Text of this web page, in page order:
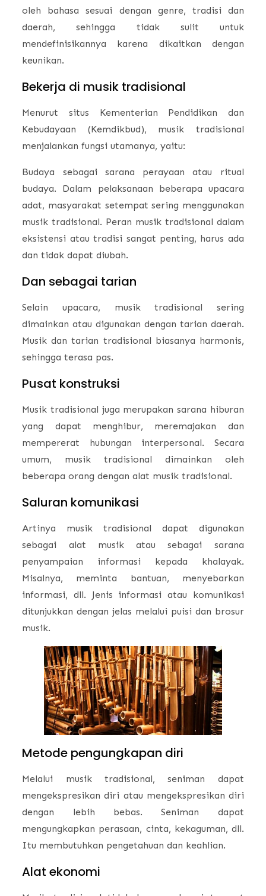
oleh bahasa sesuai dengan genre, tradisi dan
daerah, sehingga tidak sulit untuk
mendefinisikannya karena dikaitkan dengan
keunikan.
Bekerja di musik tradisional
Menurut situs Kementerian Pendidikan dan
Kebudayaan (Kemdikbud), musik tradisional
menjalankan fungsi utamanya, yaitu:
Budaya sebagai sarana perayaan atau ritual
budaya. Dalam pelaksanaan beberapa upacara
adat, masyarakat setempat sering menggunakan
musik tradisional. Peran musik tradisional dalam
eksistensi atau tradisi sangat penting, harus ada
dan tidak dapat diubah.
Dan sebagai tarian
Selain upacara, musik tradisional sering
dimainkan atau digunakan dengan tarian daerah.
Musik dan tarian tradisional biasanya harmonis,
sehingga terasa pas.
Pusat konstruksi
Musik tradisional juga merupakan sarana hiburan
yang dapat menghibur, meremajakan dan
mempererat hubungan interpersonal. Secara
umum, musik tradisional dimainkan oleh
beberapa orang dengan alat musik tradisional.
Saluran komunikasi
Artinya musik tradisional dapat digunakan
sebagai alat musik atau sebagai sarana
penyampaian informasi kepada khalayak.
Misalnya, meminta bantuan, menyebarkan
informasi, dll. Jenis informasi atau komunikasi
ditunjukkan dengan jelas melalui puisi dan brosur
musik.
Metode pengungkapan diri
Melalui musik tradisional, seniman dapat
mengekspresikan diri atau mengekspresikan diri
dengan lebih bebas. Seniman dapat
mengungkapkan perasaan, cinta, kekaguman, dll.
Itu membutuhkan pengetahuan dan keahlian.
Alat ekonomi